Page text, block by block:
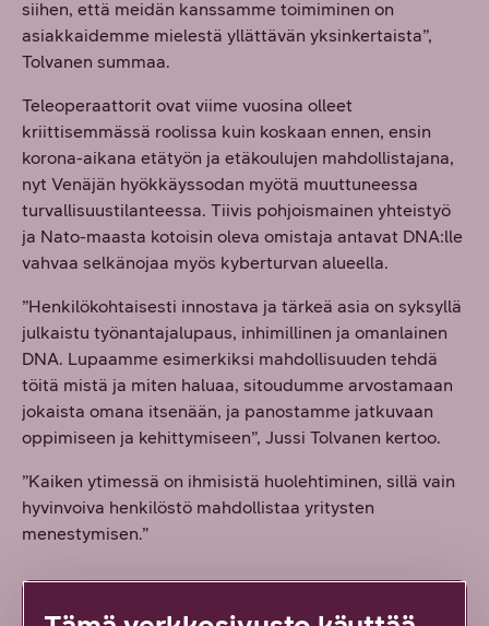
siihen, että meidän kanssamme toimiminen on
asiakkaidemme mielestä yllättävän yksinkertaista”,
Tolvanen summaa.
Teleoperaattorit ovat viime vuosina olleet
kriittisemmässä roolissa kuin koskaan ennen, ensin
korona-aikana etätyön ja etäkoulujen mahdollistajana,
nyt Venäjän hyökkäyssodan myötä muuttuneessa
turvallisuustilanteessa. Tiivis pohjoismainen yhteistyö
ja Nato-maasta kotoisin oleva omistaja antavat DNA:lle
vahvaa selkänojaa myös kyberturvan alueella.
”Henkilökohtaisesti innostava ja tärkeä asia on syksyllä
julkaistu työnantajalupaus, inhimillinen ja omanlainen
DNA. Lupaamme esimerkiksi mahdollisuuden tehdä
töitä mistä ja miten haluaa, sitoudumme arvostamaan
jokaista omana itsenään, ja panostamme jatkuvaan
oppimiseen ja kehittymiseen”, Jussi Tolvanen kertoo.
”Kaiken ytimessä on ihmisistä huolehtiminen, sillä vain
hyvinvoiva henkilöstö mahdollistaa yritysten
menestymisen.”
Miltä näyttää teknologian vuosi 2023?Lataa